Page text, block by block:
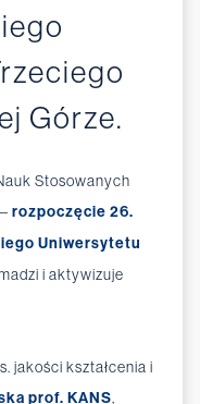
Górze.
Stosowanych
rozpoczęcie 26.
Uniwersytetu
i aktywizuje
jakości kształcenia i
prof. KANS,